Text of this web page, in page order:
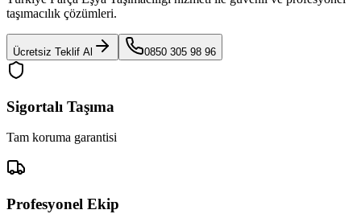
taşımacılık çözümleri.
Ücretsiz Teklif Al 0850 305 98 96
Sigortalı Taşıma
Tam koruma garantisi
Profesyonel Ekip